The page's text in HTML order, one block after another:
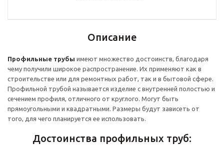
Описание
Профильные трубы имеют множество достоинств, благодаря
чему получили широкое распространение. Их применяют как в
строительстве или для ремонтных работ, так и в бытовой сфере.
Профильной трубой называется изделие с внутренней полостью и
сечением профиля, отличного от круглого. Могут быть
прямоугольными и квадратными. Размеры будут зависеть от
того, для чего планируется ее использовать.
Достоинства профильных труб: